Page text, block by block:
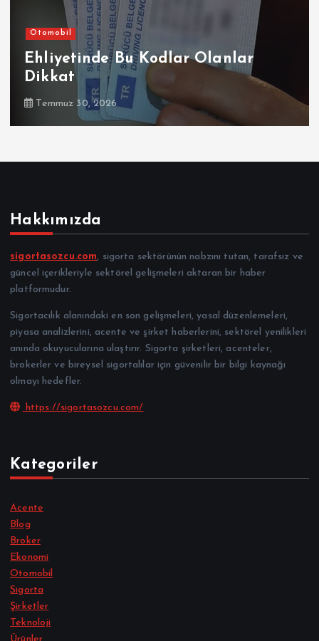
Otomobil
Ehliyetinde Bu Kodlar Olanlar
Dikkat
Temmuz 30, 2026
Hakkımızda
sigortasozcu.com, sigorta sektörünün nabzını tutan, tarafsız ve
güncel içerikleriyle sektörel gelişmeleri aktaran bir haber
platformudur.
Sigortacılık alanındaki en son gelişmeleri, yasal düzenlemeleri,
piyasa analizlerini, acente ve şirket haberlerini, sektörel yenilikleri
anında okuyucularına ulaştırır. Sigorta şirketleri, acenteler,
brokerler ve bireysel sigortalılar için güvenilir bir bilgi kaynağı
olmayı hedefler.
https://sigortasozcu.com/
Kategoriler
Acente
Blog
Broker
Ekonomi
Otomobil
Sigorta
Şirketler
Teknoloji